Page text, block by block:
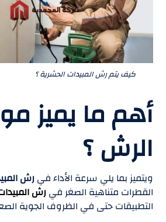
كيف يتم رش المبيدات الحشرية ؟
أهم ما يميز
الرش ؟
ويتميز بما يلي سرعة الأداء في رش
القطرات متناهية الصغر في رش
التطبيقات حتى في الظروف الجوية